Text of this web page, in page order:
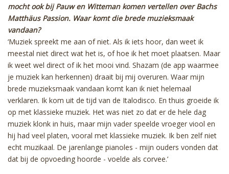
mocht ook bij Pauw en Witteman komen vertellen over Bachs
Matthäus Passion. Waar komt die brede muzieksmaak
vandaan?
‘Muziek spreekt me aan of niet. Als ik iets hoor, dan weet ik
meestal niet direct wat het is, of hoe ik het moet plaatsen. Maar
ik weet wel direct of ik het mooi vind. Shazam (de app waarmee
je muziek kan herkennen) draait bij mij overuren. Waar mijn
brede muzieksmaak vandaan komt kan ik niet helemaal
verklaren. Ik kom uit de tijd van de Italodisco. En thuis groeide ik
op met klassieke muziek. Het was niet zo dat er de hele dag
muziek klonk in huis, maar mijn vader speelde vroeger viool en
hij had veel platen, vooral met klassieke muziek. Ik ben zelf niet
echt muzikaal. De jarenlange pianoles - mijn ouders vonden dat
dat bij de opvoeding hoorde - voelde als corvee.’